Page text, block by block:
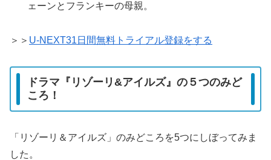
ェーンとフランキーの母親。
＞＞ U-NEXT31日間無料トライアル登録をする
ドラマ『リゾーリ&アイルズ』の５つのみど
ころ！
「リゾーリ＆アイルズ」のみどころを5つにしぼってみま
した。